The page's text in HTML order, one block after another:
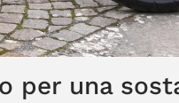
per una